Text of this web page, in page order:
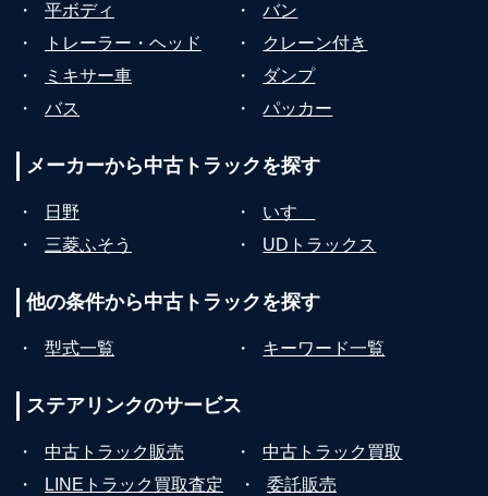
・
平ボディ ・
バン
・
トレーラー・ヘッド ・
クレーン付き
・
ミキサー車 ・
ダンプ
・
バス ・ パッカー
メーカーから中古トラックを探す
・ 日野 ・
いすゞ
・
三菱ふそう ・ UDトラックス
他の条件から中古トラックを探す
・ 型式一覧 ・ キーワード一覧
ステアリンクのサービス
・ 中古トラック販売 ・
中古トラック買取
・
LINEトラック買取査定 ・
委託販売